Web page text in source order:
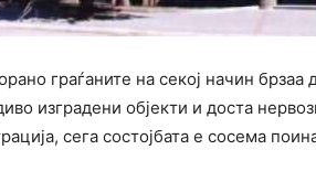
граѓаните на секој начин брзаа
изградени објекти и доста
сега состојбата е сосема